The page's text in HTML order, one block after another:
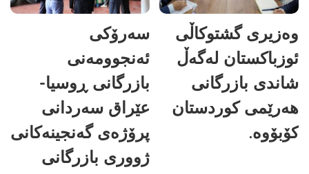
وەزیری گشتوکاڵی
ئوزباکستان لەگەڵ
شاندی بازرگانی
هەرێمی کوردستان
کۆبۆوە.
سەرۆکی
ئەنجوومەنی
بازرگانی ڕوسیا-
عێراق سەردانی
پرۆژەی گەنجینەکانی
ژووری بازرگانی